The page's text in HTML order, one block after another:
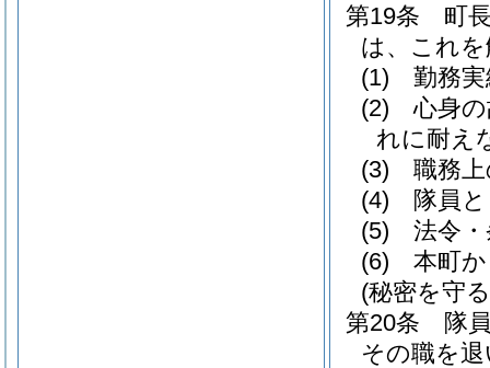
第19条
町
は、これ
(1)
勤務
(2)
心身
れに耐え
(3)
職務
(4)
隊員
(5)
法令
(6)
本町
(秘密を守
第20条
隊
その職を